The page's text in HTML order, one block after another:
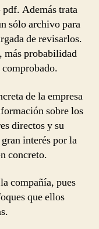
pdf. Además trata
sólo archivo para
de revisarlos.
más probabilidad
comprobado.
de la empresa
sobre los
directos y su
interés por la
concreto.
compañía, pues
que ellos